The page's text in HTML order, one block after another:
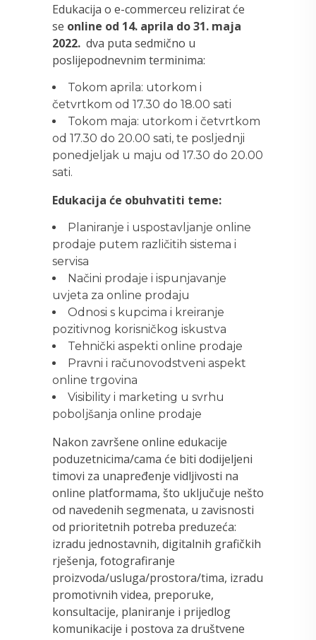
Edukacija o e-commerceu relizirat će
se online od 14. aprila do 31. maja
2022. dva puta sedmično u
poslijepodnevnim terminima:
Tokom aprila: utorkom i
četvrtkom od 17.30 do 18.00 sati
Tokom maja: utorkom i četvrtkom
od 17.30 do 20.00 sati, te posljednji
ponedjeljak u maju od 17.30 do 20.00
sati.
Edukacija će obuhvatiti teme:
Planiranje i uspostavljanje online
prodaje putem različitih sistema i
servisa
Načini prodaje i ispunjavanje
uvjeta za online prodaju
Odnosi s kupcima i kreiranje
pozitivnog korisničkog iskustva
Tehnički aspekti online prodaje
Pravni i računovodstveni aspekt
online trgovina
Visibility i marketing u svrhu
poboljšanja online prodaje
Nakon završene online edukacije
poduzetnicima/cama će biti dodijeljeni
timovi za unapređenje vidljivosti na
online platformama, što uključuje nešto
od navedenih segmenata, u zavisnosti
od prioritetnih potreba preduzeća:
izradu jednostavnih, digitalnih grafičkih
rješenja, fotografiranje
proizvoda/usluga/prostora/tima, izradu
promotivnih videa, preporuke,
konsultacije, planiranje i prijedlog
komunikacije i postova za društvene